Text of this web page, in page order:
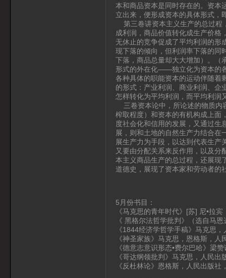
本和商品资本是同时存在的。资本
立出来，便形成资本的具体形式，
第三卷讲资本主义生产的总过程
成利润，商品价值转化成生产价格
无休止的竞争促成了平均利润的形
现下落的倾向，但利润率下落的同
下落，商品总量却大大增加）。（
形式的外在化——独立化为资本的
各种具体的职能资本的运动伴随着
的形式：产业利润、商业利润、企
怎样转化为平均利润，而平均利润
三卷资本论中，所论述的物质内
榨取程度）和资本的有机构成上面
度社会化和信用的发展，又通过生
展，则和土地的自然生产力结合在
展生产力为手段，以达到代表生产
又要由分配关系来反作用，以及分
本主义商品生产的总过程，还展现
道德史，展现了资本家和劳动者的
5月份书目：
《马克思的青年时代》[苏] 尼•拉
《 黑格尔法哲学批判》（选自马
《1844经济学哲学手稿》马克思
《神圣家族》马克思，恩格斯，人
《德意志意识形态•费尔巴哈》梁
《哥达纲领批判》马克思，人民出
《反杜林论》恩格斯，人民出版社